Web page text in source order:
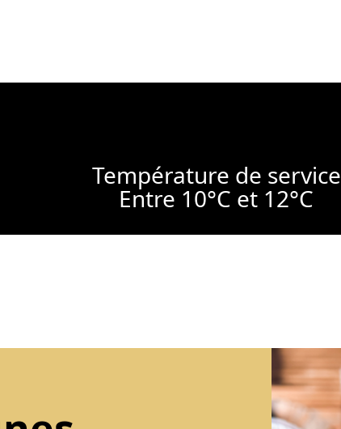
Température de service
Entre 10°C et 12°C